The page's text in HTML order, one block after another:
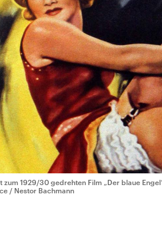
zum 1929/30 gedrehten Film „Der blaue
/ Nestor Bachmann